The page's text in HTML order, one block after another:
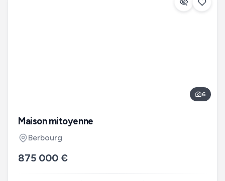
6
Maison mitoyenne
Berbourg
875 000 €